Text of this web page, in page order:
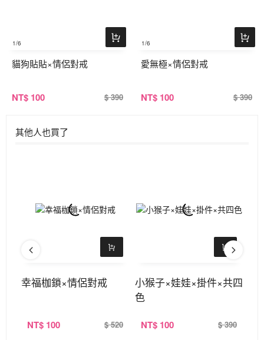
1/6
貓狗貼貼×情侶對戒
NT$ 100 $ 390
1/6
愛無極×情侶對戒
NT$ 100 $ 390
其他人也買了
幸福枷鎖×情侶對戒
NT$ 100 $ 520
小猴子×娃娃×掛件×共四
色
NT$ 100 $ 390